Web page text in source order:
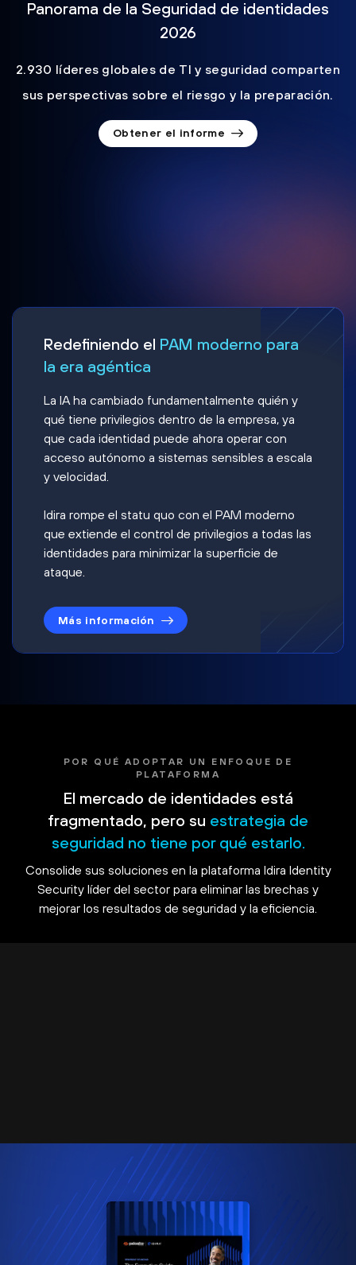
Panorama de la Seguridad de identidades
2026
2.930 líderes globales de TI y seguridad comparten
sus perspectivas sobre el riesgo y la preparación.
Obtener el informe
Redefiniendo el PAM moderno para
la era agéntica
La IA ha cambiado fundamentalmente quién y
qué tiene privilegios dentro de la empresa, ya
que cada identidad puede ahora operar con
acceso autónomo a sistemas sensibles a escala
y velocidad.
Idira rompe el statu quo con el PAM moderno
que extiende el control de privilegios a todas las
identidades para minimizar la superficie de
ataque.
Más información
POR QUÉ ADOPTAR UN ENFOQUE DE
PLATAFORMA
El mercado de identidades está
fragmentado, pero su estrategia de
seguridad no tiene por qué estarlo.
Consolide sus soluciones en la plataforma Idira Identity
Security líder del sector para eliminar las brechas y
mejorar los resultados de seguridad y la eficiencia.